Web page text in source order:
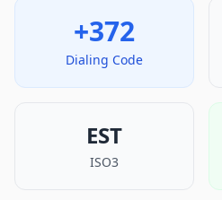
+372
Dialing Code
EST
ISO3